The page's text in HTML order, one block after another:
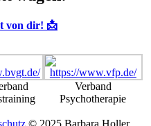
von dir! 📩
Verband
Psychotherapie
© 2025 Barbara Holler